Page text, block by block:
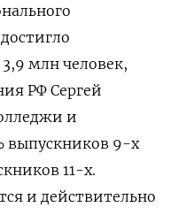
млн человек,
РФ Сергей
и
выпускников 9-х
11-х.
и действительно